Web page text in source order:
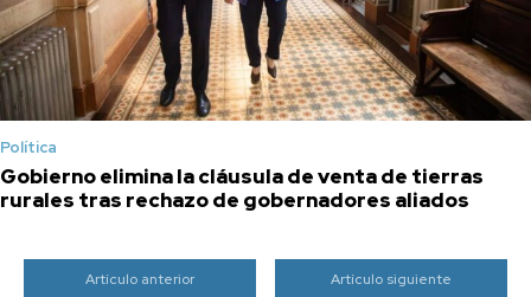
Política
Gobierno elimina la cláusula de venta de tierras
rurales tras rechazo de gobernadores aliados
Artículo anterior Artículo siguiente